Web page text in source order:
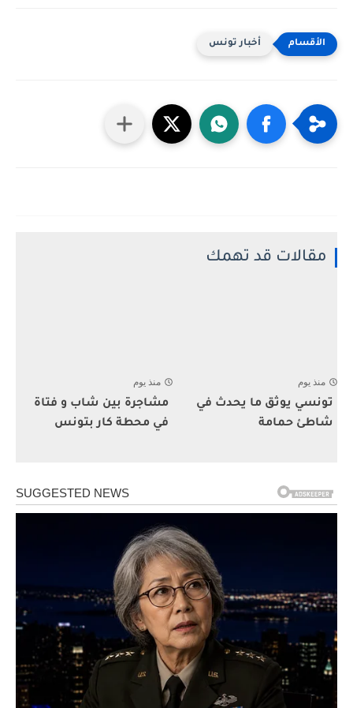
أخبار تونس
مقالات قد تهمك
منذ يوم
تونسي يوثق ما يحدث في
شاطئ حمامة
منذ يوم
مشاجرة بين شاب و فتاة
في محطة كار بتونس